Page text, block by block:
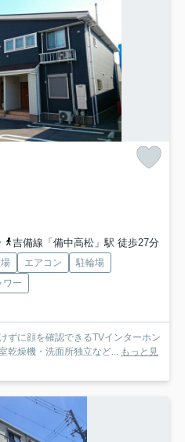
吉備線「備中高松」駅 徒歩27分
エアコン
駐輪場
ワー
ずに顔を確認できるTVインターホン
乾燥機・洗面所独立など...
もっと見